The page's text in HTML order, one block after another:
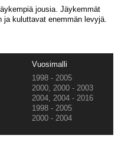
jousia. Jäykemmät
kuluttavat enemmän levyjä.
Vuosimalli
1998 - 2005
2000, 2000 - 2003
2004, 2004 - 2016
1998 - 2005
2000 - 2004